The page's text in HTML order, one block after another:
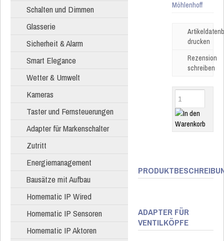
Schalten und Dimmen
Glasserie
Sicherheit & Alarm
Smart Elegance
Wetter & Umwelt
Kameras
Taster und Fernsteuerungen
Adapter für Markenschalter
Zutritt
Energiemanagement
Bausätze mit Aufbau
Homematic IP Wired
Homematic IP Sensoren
Homematic IP Aktoren
Möhlenhoff
drucken
Rezension
schreiben
ADAPTER FÜR
VENTILKÖPFE